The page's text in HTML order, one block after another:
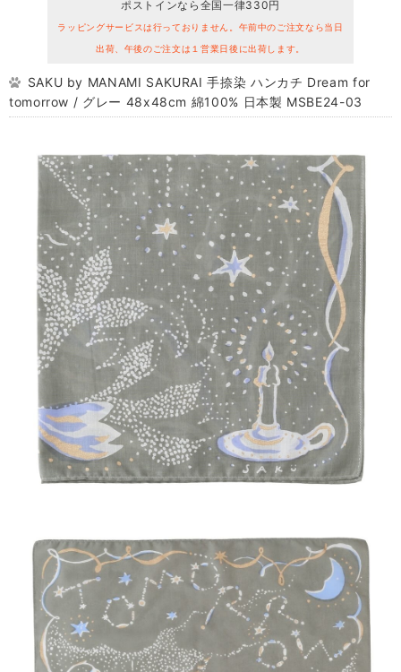
ポストインなら全国一律330円
ラッピングサービスは行っておりません。午前中のご注文なら当日
出荷、午後のご注文は１営業日後に出荷します。
SAKU by MANAMI SAKURAI 手捺染 ハンカチ Dream for
tomorrow / グレー 48x48cm 綿100% 日本製 MSBE24-03